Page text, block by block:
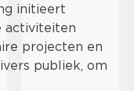
initieert
activiteiten
projecten en
publiek, om